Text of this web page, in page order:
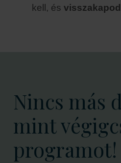
kell, és
Nincs más
mint
programot!